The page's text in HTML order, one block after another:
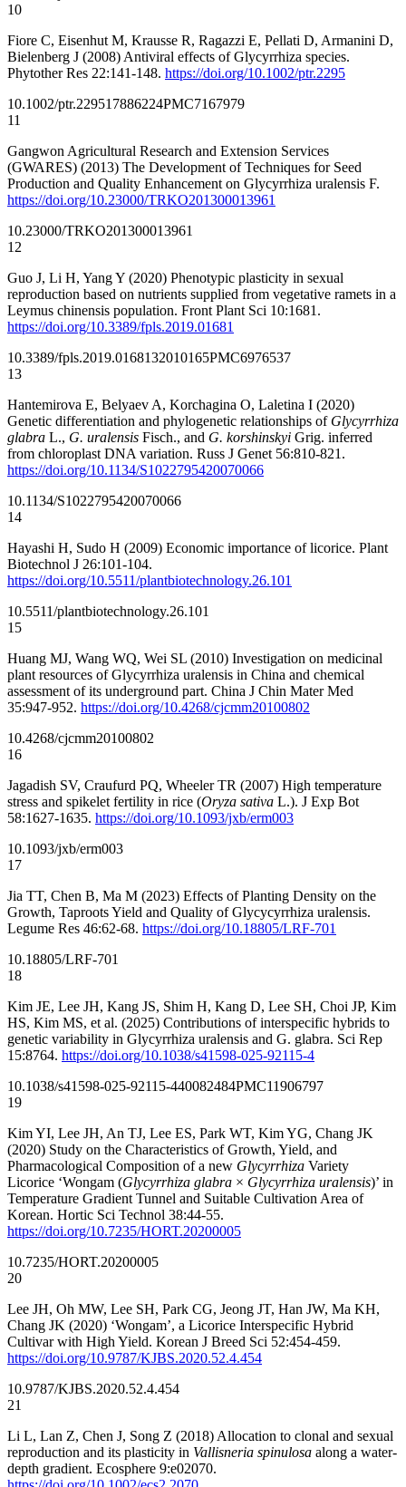
10
Fiore C, Eisenhut M, Krausse R, Ragazzi E, Pellati D, Armanini D,
Bielenberg J (2008) Antiviral effects of Glycyrrhiza species.
Phytother Res 22:141-148. https://doi.org/10.1002/ptr.2295
10.1002/ptr.229517886224PMC7167979
11
Gangwon Agricultural Research and Extension Services
(GWARES) (2013) The Development of Techniques for Seed
Production and Quality Enhancement on Glycyrrhiza uralensis F.
https://doi.org/10.23000/TRKO201300013961
10.23000/TRKO201300013961
12
Guo J, Li H, Yang Y (2020) Phenotypic plasticity in sexual
reproduction based on nutrients supplied from vegetative ramets in a
Leymus chinensis population. Front Plant Sci 10:1681.
https://doi.org/10.3389/fpls.2019.01681
10.3389/fpls.2019.0168132010165PMC6976537
13
Hantemirova E, Belyaev A, Korchagina O, Laletina I (2020)
Genetic differentiation and phylogenetic relationships of Glycyrrhiza
glabra L., G. uralensis Fisch., and G. korshinskyi Grig. inferred
from chloroplast DNA variation. Russ J Genet 56:810-821.
https://doi.org/10.1134/S1022795420070066
10.1134/S1022795420070066
14
Hayashi H, Sudo H (2009) Economic importance of licorice. Plant
Biotechnol J 26:101-104.
https://doi.org/10.5511/plantbiotechnology.26.101
10.5511/plantbiotechnology.26.101
15
Huang MJ, Wang WQ, Wei SL (2010) Investigation on medicinal
plant resources of Glycyrrhiza uralensis in China and chemical
assessment of its underground part. China J Chin Mater Med
35:947-952. https://doi.org/10.4268/cjcmm20100802
10.4268/cjcmm20100802
16
Jagadish SV, Craufurd PQ, Wheeler TR (2007) High temperature
stress and spikelet fertility in rice (Oryza sativa L.). J Exp Bot
58:1627-1635. https://doi.org/10.1093/jxb/erm003
10.1093/jxb/erm003
17
Jia TT, Chen B, Ma M (2023) Effects of Planting Density on the
Growth, Taproots Yield and Quality of Glycycyrrhiza uralensis.
Legume Res 46:62-68. https://doi.org/10.18805/LRF-701
10.18805/LRF-701
18
Kim JE, Lee JH, Kang JS, Shim H, Kang D, Lee SH, Choi JP, Kim
HS, Kim MS, et al. (2025) Contributions of interspecific hybrids to
genetic variability in Glycyrrhiza uralensis and G. glabra. Sci Rep
15:8764. https://doi.org/10.1038/s41598-025-92115-4
10.1038/s41598-025-92115-440082484PMC11906797
19
Kim YI, Lee JH, An TJ, Lee ES, Park WT, Kim YG, Chang JK
(2020) Study on the Characteristics of Growth, Yield, and
Pharmacological Composition of a new Glycyrrhiza Variety
Licorice ‘Wongam (Glycyrrhiza glabra × Glycyrrhiza uralensis)’ in
Temperature Gradient Tunnel and Suitable Cultivation Area of
Korean. Hortic Sci Technol 38:44-55.
https://doi.org/10.7235/HORT.20200005
10.7235/HORT.20200005
20
Lee JH, Oh MW, Lee SH, Park CG, Jeong JT, Han JW, Ma KH,
Chang JK (2020) ‘Wongam’, a Licorice Interspecific Hybrid
Cultivar with High Yield. Korean J Breed Sci 52:454-459.
https://doi.org/10.9787/KJBS.2020.52.4.454
10.9787/KJBS.2020.52.4.454
21
Li L, Lan Z, Chen J, Song Z (2018) Allocation to clonal and sexual
reproduction and its plasticity in Vallisneria spinulosa along a water-
depth gradient. Ecosphere 9:e02070.